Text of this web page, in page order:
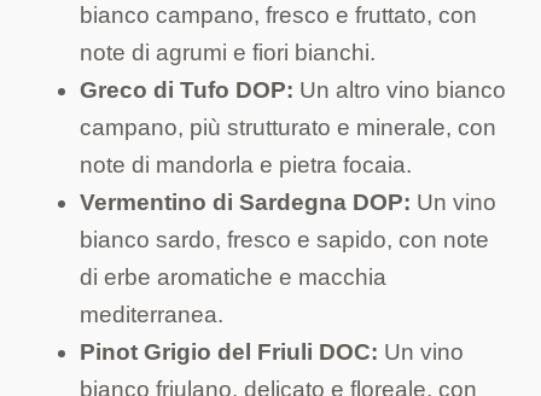
bianco campano, fresco e fruttato, con
note di agrumi e fiori bianchi.
Greco di Tufo DOP: Un altro vino bianco
campano, più strutturato e minerale, con
note di mandorla e pietra focaia.
Vermentino di Sardegna DOP: Un vino
bianco sardo, fresco e sapido, con note
di erbe aromatiche e macchia
mediterranea.
Pinot Grigio del Friuli DOC: Un vino
bianco friulano, delicato e floreale, con